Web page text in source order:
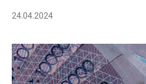
24.04.2024